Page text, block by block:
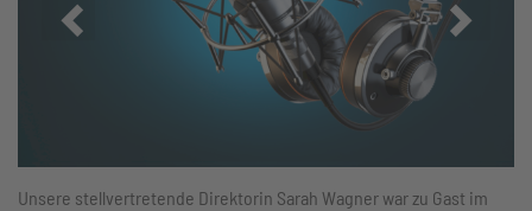
Zurück Vor
Unsere stellvertretende Direktorin Sarah Wagner war zu Gast im